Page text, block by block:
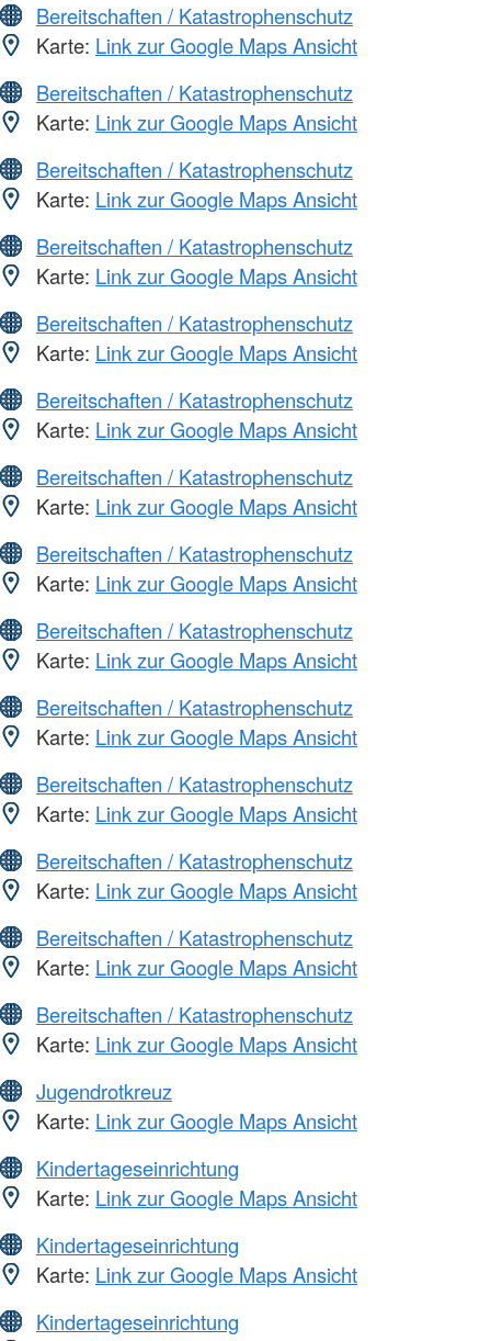
Bereitschaften / Katastrophenschutz
Karte: Link zur Google Maps Ansicht
Bereitschaften / Katastrophenschutz
Karte: Link zur Google Maps Ansicht
Bereitschaften / Katastrophenschutz
Karte: Link zur Google Maps Ansicht
Bereitschaften / Katastrophenschutz
Karte: Link zur Google Maps Ansicht
Bereitschaften / Katastrophenschutz
Karte: Link zur Google Maps Ansicht
Bereitschaften / Katastrophenschutz
Karte: Link zur Google Maps Ansicht
Bereitschaften / Katastrophenschutz
Karte: Link zur Google Maps Ansicht
Bereitschaften / Katastrophenschutz
Karte: Link zur Google Maps Ansicht
Bereitschaften / Katastrophenschutz
Karte: Link zur Google Maps Ansicht
Bereitschaften / Katastrophenschutz
Karte: Link zur Google Maps Ansicht
Bereitschaften / Katastrophenschutz
Karte: Link zur Google Maps Ansicht
Bereitschaften / Katastrophenschutz
Karte: Link zur Google Maps Ansicht
Bereitschaften / Katastrophenschutz
Karte: Link zur Google Maps Ansicht
Bereitschaften / Katastrophenschutz
Karte: Link zur Google Maps Ansicht
Jugendrotkreuz
Karte: Link zur Google Maps Ansicht
Kindertageseinrichtung
Karte: Link zur Google Maps Ansicht
Kindertageseinrichtung
Karte: Link zur Google Maps Ansicht
Kindertageseinrichtung